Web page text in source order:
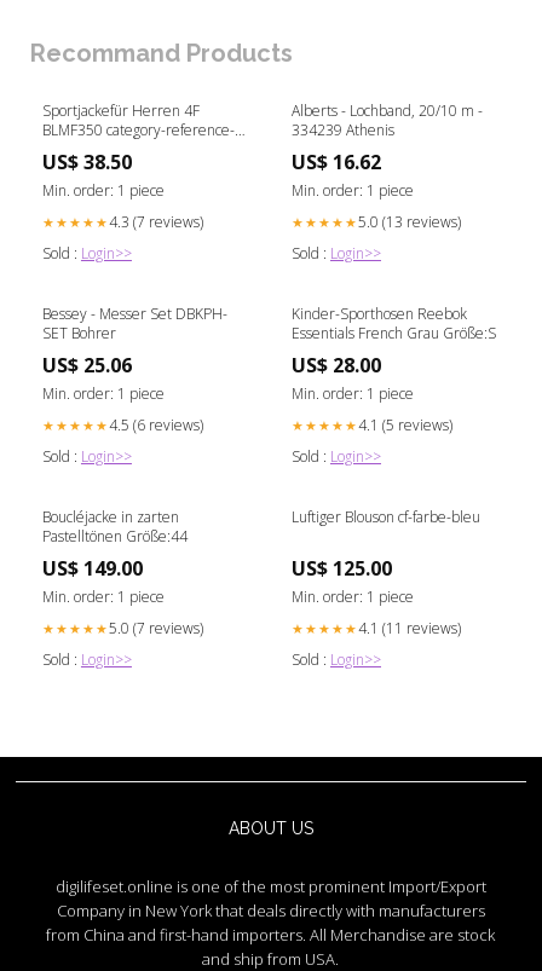
Recommand Products
Sportjackefür Herren 4F
BLMF350 category-reference-
US$ 38.50
Min. order: 1 piece
★★★★★4.3 (7 reviews)
Sold : Login>>
Alberts - Lochband, 20/10 m -
334239 Athenis
US$ 16.62
Min. order: 1 piece
★★★★★5.0 (13 reviews)
Sold : Login>>
Bessey - Messer Set DBKPH-
SET Bohrer
US$ 25.06
Min. order: 1 piece
★★★★★4.5 (6 reviews)
Sold : Login>>
Kinder-Sporthosen Reebok
Essentials French Grau Größe:S
US$ 28.00
Min. order: 1 piece
★★★★★4.1 (5 reviews)
Sold : Login>>
Boucléjacke in zarten
Pastelltönen Größe:44
US$ 149.00
Min. order: 1 piece
★★★★★5.0 (7 reviews)
Sold : Login>>
Luftiger Blouson cf-farbe-bleu
US$ 125.00
Min. order: 1 piece
★★★★★4.1 (11 reviews)
Sold : Login>>
ABOUT US
digilifeset.online is one of the most prominent Import/Export
Company in New York that deals directly with manufacturers
from China and first-hand importers. All Merchandise are stock
and ship from USA.